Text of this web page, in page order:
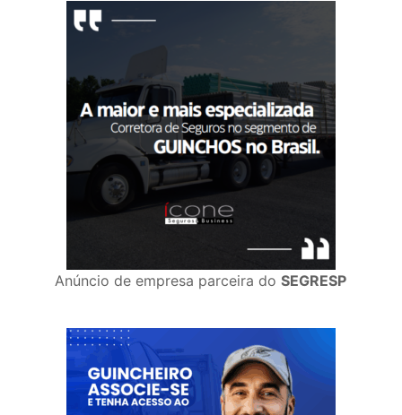
Anúncio de empresa parceira doSEGRESP